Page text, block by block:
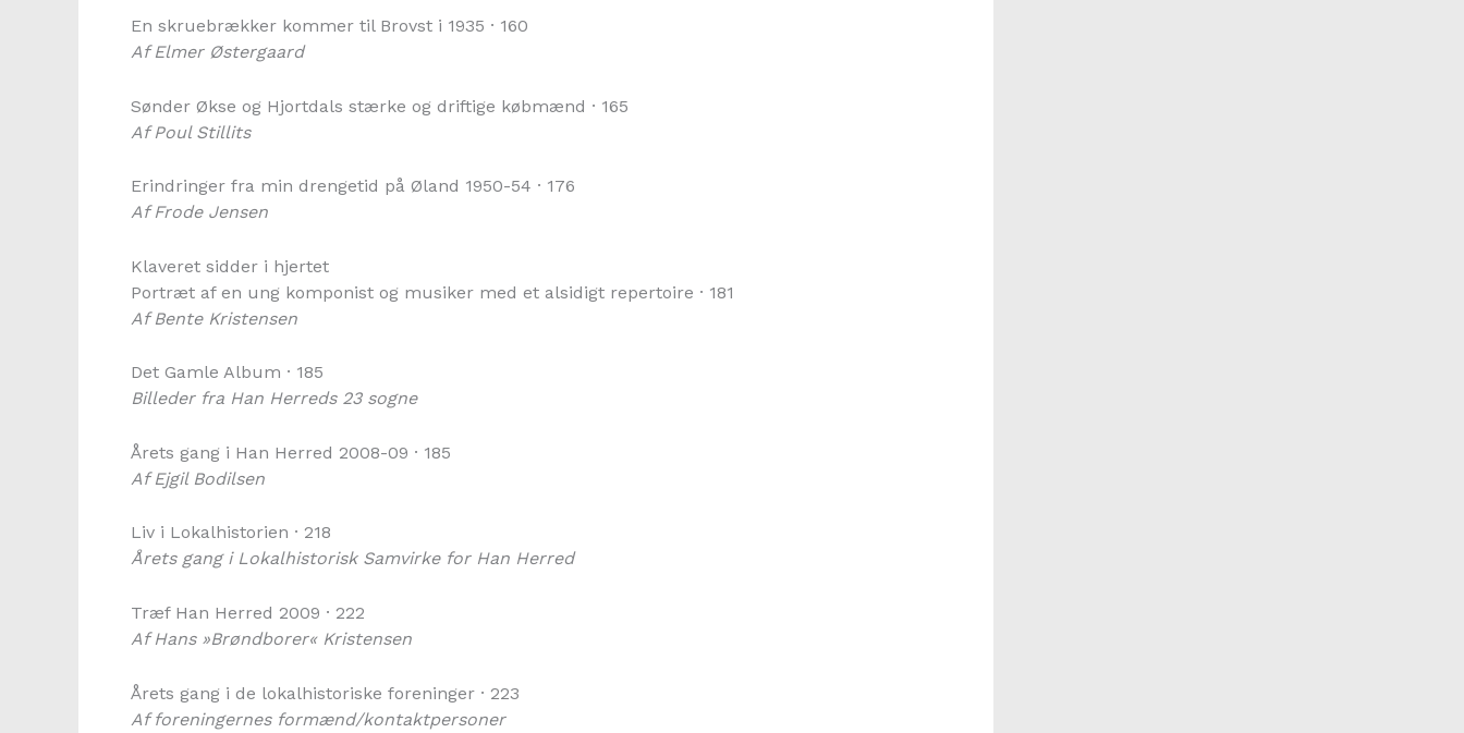
En skruebrækker kommer til Brovst i 1935 · 160
Af Elmer Østergaard
Sønder Økse og Hjortdals stærke og driftige købmænd · 165
Af Poul Stillits
Erindringer fra min drengetid på Øland 1950-54 · 176
Af Frode Jensen
Klaveret sidder i hjertet
Portræt af en ung komponist og musiker med et alsidigt repertoire · 181
Af Bente Kristensen
Det Gamle Album · 185
Billeder fra Han Herreds 23 sogne
Årets gang i Han Herred 2008-09 · 185
Af Ejgil Bodilsen
Liv i Lokalhistorien · 218
Årets gang i Lokalhistorisk Samvirke for Han Herred
Træf Han Herred 2009 · 222
Af Hans »Brøndborer« Kristensen
Årets gang i de lokalhistoriske foreninger · 223
Af foreningernes formænd/kontaktpersoner